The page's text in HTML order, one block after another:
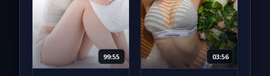
99:55 03:56